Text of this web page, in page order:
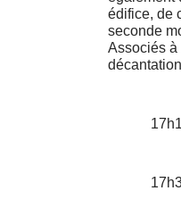
édifice, de
seconde
Associés à
17h10
17h30 :